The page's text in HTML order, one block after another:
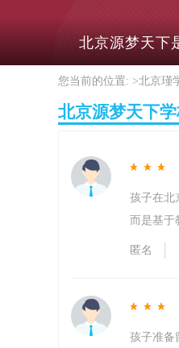
北京源梦天
您当前的位置: >北京瑾
北京源梦天下
孩子在北
而是基于
匿名
孩子准备